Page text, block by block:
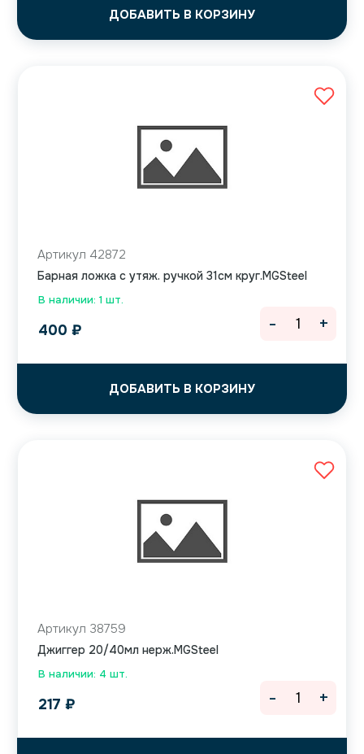
ДОБАВИТЬ В КОРЗИНУ
В наличии: 1 шт.
Артикул 42872
Барная ложка с утяж. ручкой 31см круг.MGSteel
400 ₽
ДОБАВИТЬ В КОРЗИНУ
- +
В наличии: 4 шт.
Артикул 38759
Джиггер 20/40мл нерж.MGSteel
217 ₽ - +